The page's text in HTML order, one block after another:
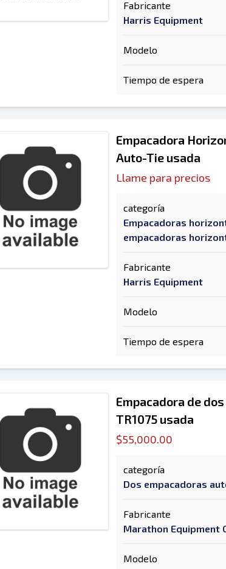
Fabricante
Harris Equipment
Modelo
Tiempo de espera
Empacadora
Auto-Tie usada
Llame para precios
categoría
Empacadoras
empacadoras
Fabricante
Harris Equipment
Modelo
Tiempo de espera
Empacadora de
TR1075 usada
$55,000.00
categoría
Dos empacadoras
Fabricante
Marathon Equipment
Modelo